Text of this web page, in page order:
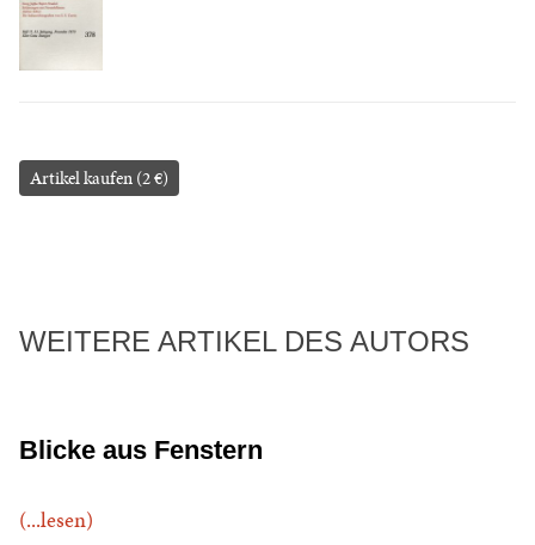
Artikel kaufen (2 €)
WEITERE ARTIKEL DES AUTORS
Blicke aus Fenstern
(...lesen)